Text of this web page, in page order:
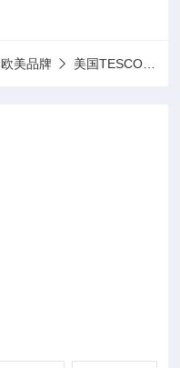
欧美品牌 美国TESCOM泰斯康